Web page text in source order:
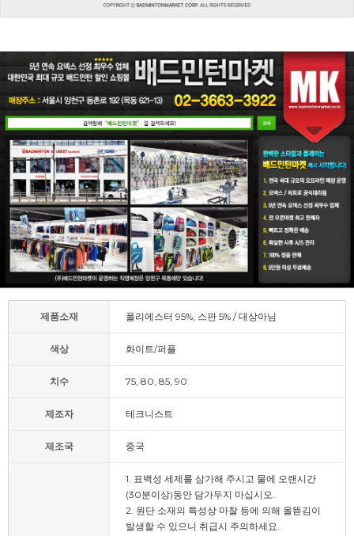
제품소재 폴리에스터 95%, 스판 5% / 대상아님
색상 화이트/퍼플
치수 75, 80, 85, 90
제조자 테크니스트
제조국 중국
1. 표백성 세제를 삼가해 주시고 물에 오랜시간
(30분이상)동안 담가두지 마십시오.
2. 원단 소재의 특성상 마찰 등에 의해 올뜯김이
발생할 수 있으니 취급시 주의하세요.